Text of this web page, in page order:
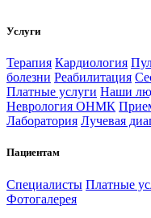
Услуги
Терапия Кардиология
болезни Реабилитация
Платные услуги Наши
Неврология ОНМК
Лаборатория Лучевая
Пациентам
Специалисты Платные
Фотогалерея